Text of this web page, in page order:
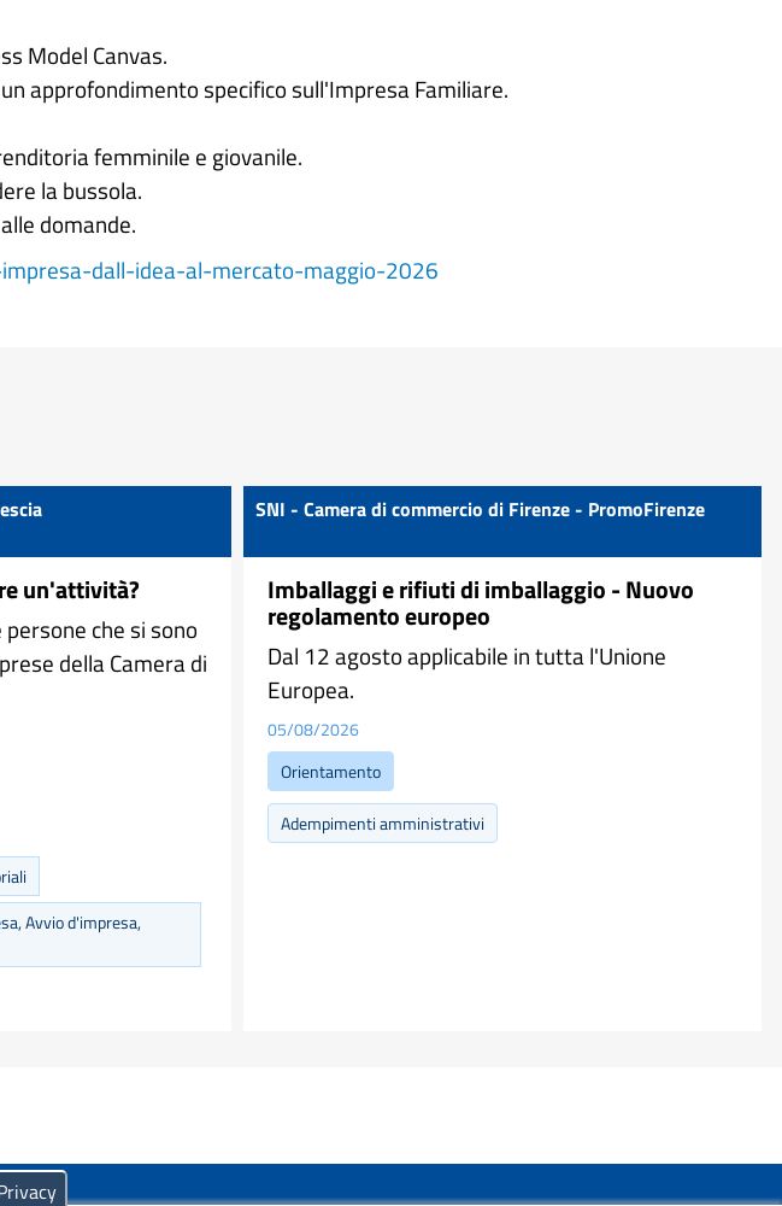
Model Canvas.
approfondimento specifico sull'Impresa Familiare.
femminile e giovanile.
la bussola.
domande.
dall-idea-al-mercato-maggio-2026
un'attività?
che si sono
della Camera di
Avvio d'impresa,
SNI - Camera di commercio di Firenze - PromoFirenze
Imballaggi e rifiuti di imballaggio - Nuovo
regolamento europeo
Dal 12 agosto applicabile in tutta l'Unione
Europea.
05/08/2026
Orientamento
Adempimenti amministrativi